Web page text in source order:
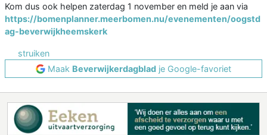
Kom dus ook helpen zaterdag 1 november en meld je aan via
https://bomenplanner.meerbomen.nu/evenementen/oogstd
ag-beverwijkheemskerk
struiken
Maak Beverwijkerdagblad je Google-favoriet